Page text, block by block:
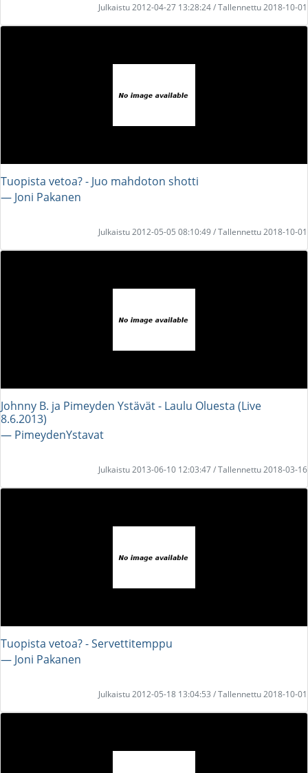
Julkaistu 2012-04-27 13:28:24 / Tallennettu 2018-10-01
Tuopista vetoa? - Juo mahdoton shotti
― Joni Pakanen
Julkaistu 2012-05-05 08:10:49 / Tallennettu 2018-10-01
Johnny B. ja Pimeyden Ystävät - Laulu Oluesta (Live
8.6.2013)
― PimeydenYstavat
Julkaistu 2013-06-10 12:03:47 / Tallennettu 2018-03-16
Tuopista vetoa? - Servettitemppu
― Joni Pakanen
Julkaistu 2012-05-18 13:04:53 / Tallennettu 2018-10-01